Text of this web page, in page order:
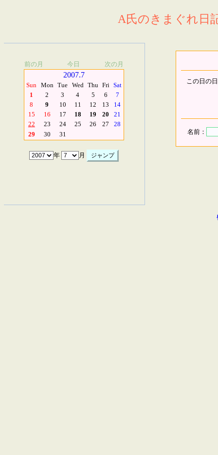
A氏のきまぐれ日
前の月 今日 次の月
2007.7
Sun Mon Tue Wed Thu Fri Sat
1
2 3 4 5 6
7
8
9 10 11 12 13
14
15
16 17 18 19 20
21
22
23 24 25 26 27
28
29
30 31
年 月
この日の
名前：